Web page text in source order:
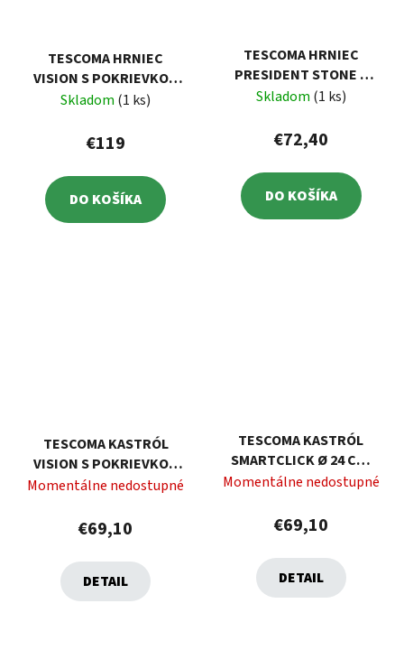
TESCOMA HRNIEC
VISION S POKRIEVKOU
Ø28 CM, 11.0 L
Skladom (1 ks)
€119
DO KOŠÍKA
TESCOMA HRNIEC
PRESIDENT STONE S
POKRIEVKOU Ø 20 CM,
Skladom (1 ks)
€72,40
DO KOŠÍKA
TESCOMA KASTRÓL
VISION S POKRIEVKOU
Ø20 CM, 3.0 L
Momentálne nedostupné
€69,10
DETAIL
TESCOMA KASTRÓL
SMARTCLICK Ø 24 CM,
4,5 L
Momentálne nedostupné
€69,10
DETAIL